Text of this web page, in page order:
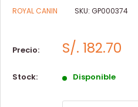
ROYAL CANIN SKU: GP000374
Precio: S/. 182.70
Stock: Disponible